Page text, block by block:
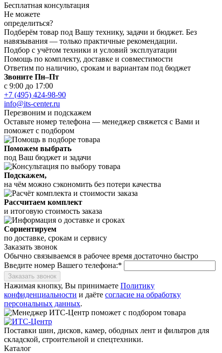
Бесплатная консультация
Не можете
определиться?
Подберём товар под Вашу технику, задачи и бюджет. Без
навязывания — только практичные рекомендации.
Подбор с учётом техники и условий эксплуатации
Помощь по комплекту, доставке и совместимости
Ответим по наличию, срокам и вариантам под бюджет
Звоните Пн–Пт
с 9:00 до 17:00
+7 (495) 424-98-90
info@its-center.ru
Перезвоним и подскажем
Оставьте номер телефона — менеджер свяжется с Вами и
поможет с подбором
Поможем выбрать
под Ваш бюджет и задачи
Подскажем,
на чём можно сэкономить без потери качества
Рассчитаем комплект
и итоговую стоимость заказа
Сориентируем
по доставке, срокам и сервису
Заказать звонок
Обычно связываемся в рабочее время достаточно быстро
Введите номер Вашего телефона:*
Заказать звонок
Нажимая кнопку, Вы принимаете Политику
конфиденциальности и даёте согласие на обработку
персональных данных.
Поставки шин, дисков, камер, ободных лент и фильтров для
складской, строительной и спецтехники.
Каталог